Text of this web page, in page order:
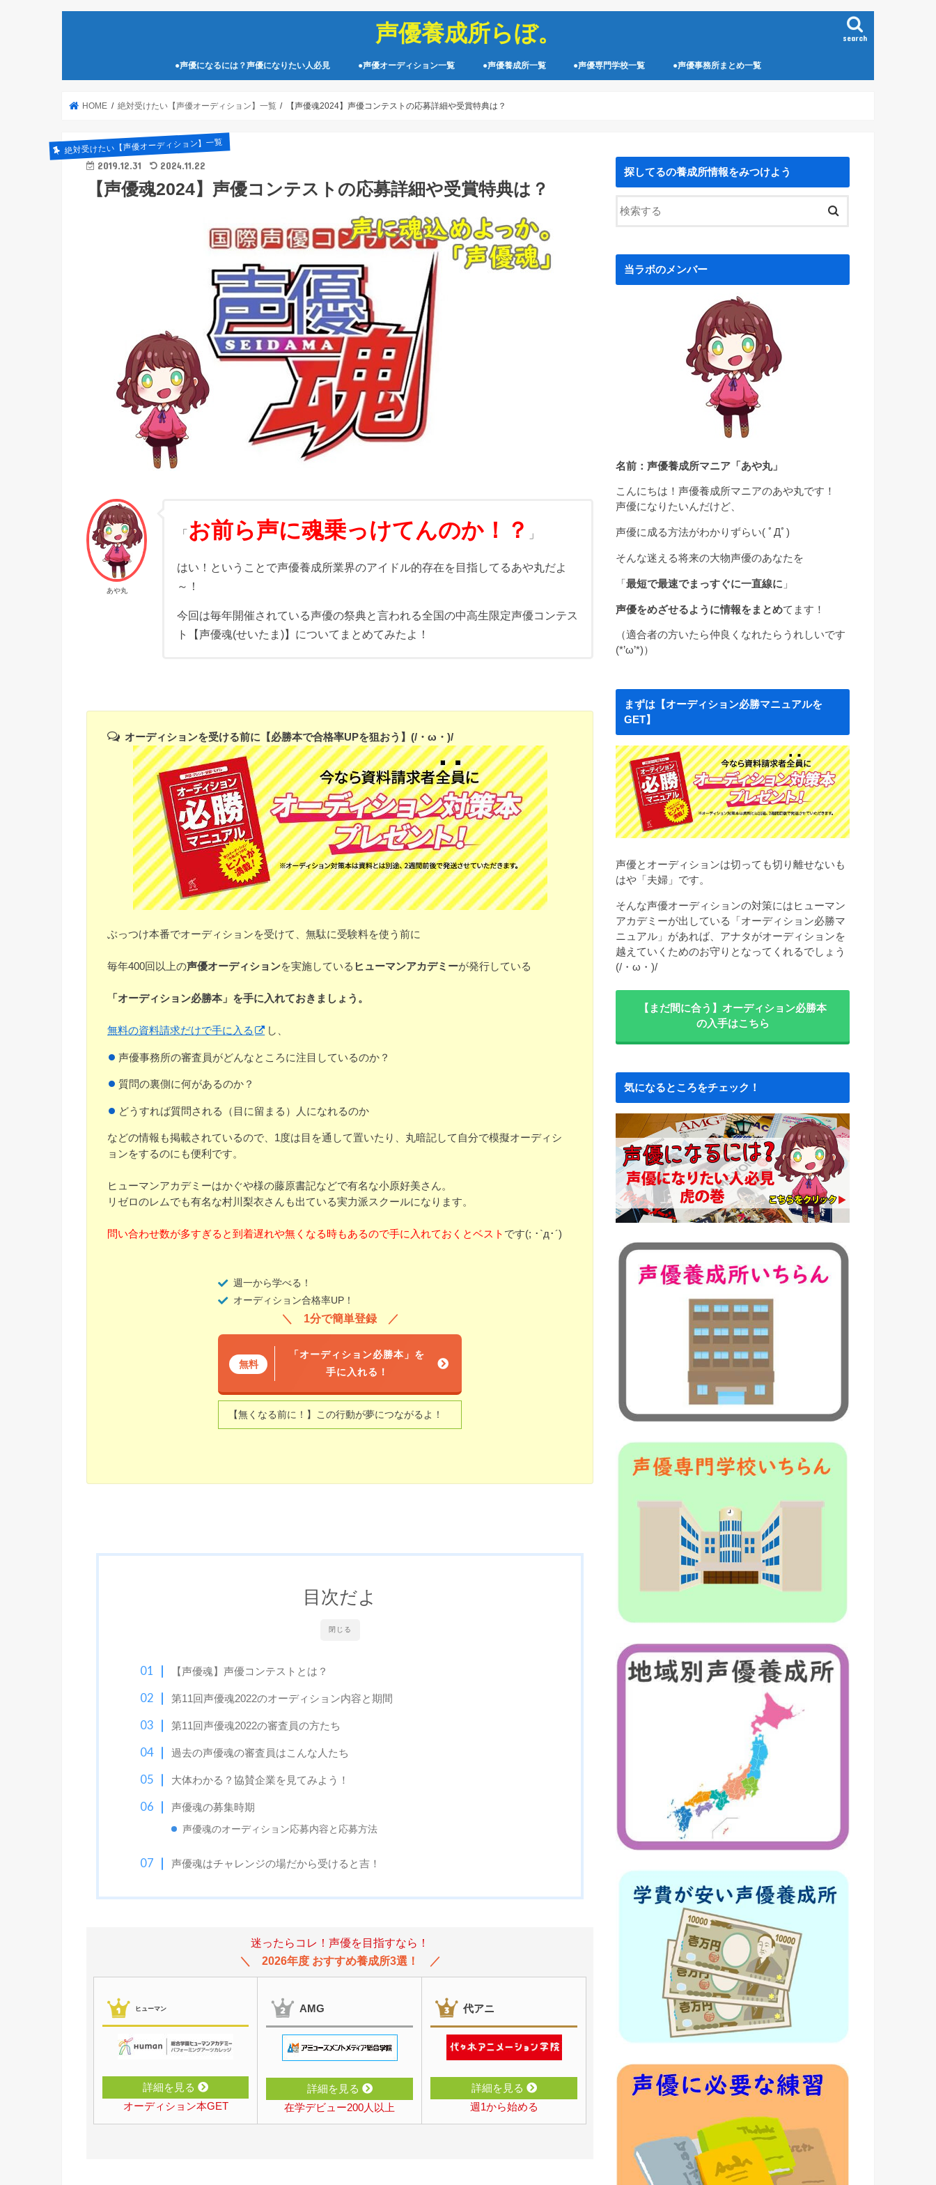
声優養成所らぼ。 search
●声優になるには？声優になりたい人必見 ●声優オーディション一覧 ●声優養成所一覧 ●声優専門学校一覧 ●声優事務所まとめ一覧
HOME 絶対受けたい【声優オーディション】一覧 【声優魂2024】声優コンテストの応募詳細や受賞特典は？
絶対受けたい【声優オーディション】一覧
2019.12.31 2024.11.22
【声優魂2024】声優コンテストの応募詳細や受賞特典は？
あや丸
「 お前ら声に魂乗っけてんのか！？ 」
はい！ということで声優養成所業界のアイドル的存在を目指してるあや丸だよ
～！
今回は毎年開催されている声優の祭典と言われる全国の中高生限定声優コンテス
ト【声優魂(せいたま)】についてまとめてみたよ！
オーディションを受ける前に【必勝本で合格率UPを狙おう】(/・ω・)/
ぶっつけ本番でオーディションを受けて、無駄に受験料を使う前に
毎年400回以上の声優オーディションを実施している ヒューマンアカデミーが発行している
「オーディション必勝本」を手に入れておきましょう。
無料の資料請求だけで手に入る し、
声優事務所の審査員がどんなところに注目しているのか？
質問の裏側に何があるのか？
どうすれば質問される（目に留まる）人になれるのか
などの情報も掲載されているので、1度は目を通して置いたり、丸暗記して自分で模擬オーディシ
ョンをするのにも便利です。
ヒューマンアカデミーはかぐや様の藤原書記などで有名な小原好美さん。
リゼロのレムでも有名な村川梨衣さんも出ている実力派スクールになります。
問い合わせ数が多すぎると到着遅れや無くなる時もあるので手に入れておくとベスト です(; ･`д･´)
週一から学べる！
オーディション合格率UP！
1分で簡単登録
無料
「オーディション必勝本」を
手に入れる！
【無くなる前に！】この行動が夢につながるよ！
閉じる
目次だよ
【声優魂】声優コンテストとは？
第11回声優魂2022のオーディション内容と期間
第11回声優魂2022の審査員の方たち
過去の声優魂の審査員はこんな人たち
大体わかる？協賛企業を見てみよう！
声優魂の募集時期
声優魂のオーディション応募内容と応募方法
声優魂はチャレンジの場だから受けると吉！
迷ったらコレ！声優を目指すなら！
2026年度 おすすめ養成所3選！
ヒューマン
詳細を見る
オーディション本GET
AMG
詳細を見る
在学デビュー200人以上
代アニ
詳細を見る
週1から始める
探してるの養成所情報をみつけよう
当ラボのメンバー
名前：声優養成所マニア「あや丸」
こんにちは！声優養成所マニアのあや丸です！
声優になりたいんだけど、
声優に成る方法がわかりずらい( ﾟДﾟ)
そんな迷える将来の大物声優のあなたを
「 最短で最速でまっすぐに一直線に 」
声優をめざせるように情報をまとめてます！
（適合者の方いたら仲良くなれたらうれしいです
(*’ω’*)）
まずは【オーディション必勝マニュアルを
GET】
声優とオーディションは切っても切り離せないも
はや「夫婦」です。
そんな声優オーディションの対策にはヒューマン
アカデミーが出している「オーディション必勝マ
ニュアル」があれば、アナタがオーディションを
越えていくためのお守りとなってくれるでしょう
(/・ω・)/
【まだ間に合う】オーディション必勝本
の入手はこちら
気になるところをチェック！